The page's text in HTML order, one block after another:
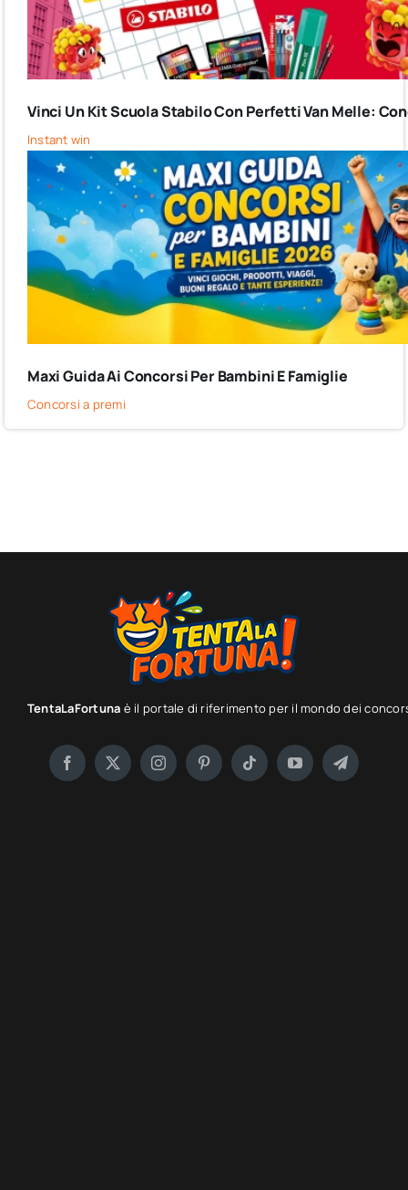
Vinci Un Kit Scuola Stabilo Con Perfetti Van Melle:
Instant win
Maxi Guida Ai Concorsi Per Bambini E Famiglie
Concorsi a premi
TentaLaFortuna è il portale di riferimento per il mondo dei